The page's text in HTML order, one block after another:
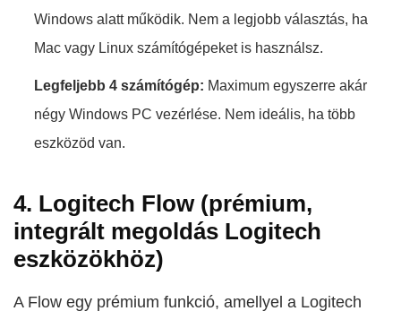
Windows alatt működik. Nem a legjobb választás, ha
Mac vagy Linux számítógépeket is használsz.
Legfeljebb 4 számítógép: Maximum egyszerre akár
négy Windows PC vezérlése. Nem ideális, ha több
eszközöd van.
4. Logitech Flow (prémium,
integrált megoldás Logitech
eszközökhöz)
A Flow egy prémium funkció, amellyel a Logitech